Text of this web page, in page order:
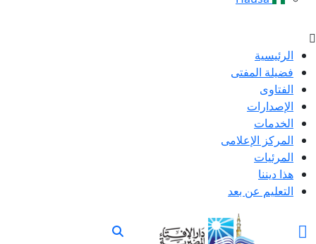
الرئيسية
فضيلة المفتى
الفتاوى
الإصدارات
الخدمات
المركز الإعلامى
المرئيات
هذا ديننا
التعليم عن بعد